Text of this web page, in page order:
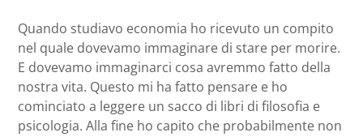
Quando studiavo economia ho ricevuto un compito
nel quale dovevamo immaginare di stare per morire.
E dovevamo immaginarci cosa avremmo fatto della
nostra vita. Questo mi ha fatto pensare e ho
cominciato a leggere un sacco di libri di filosofia e
psicologia. Alla fine ho capito che probabilmente non